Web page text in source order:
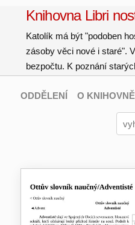
Knihovna Libri
Katolík má být "podoben
zásoby věci nové i staré".
bezpočtu. K poznání
ODDĚLENÍ O KNIHOVNĚ